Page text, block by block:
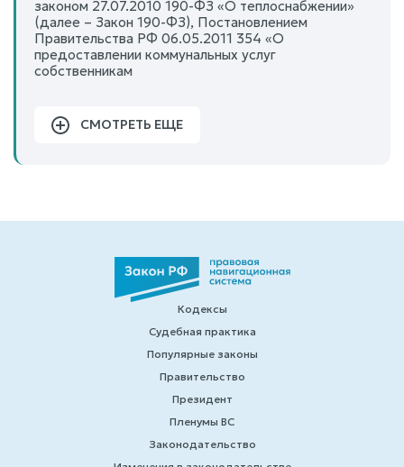
законом 27.07.2010 190-ФЗ «О теплоснабжении»
(далее – Закон 190-ФЗ), Постановлением
Правительства РФ 06.05.2011 354 «О
предоставлении коммунальных услуг
собственникам
СМОТРЕТЬ ЕЩЕ
Кодексы
Судебная практика
Популярные законы
Правительство
Президент
Пленумы ВС
Законодательство